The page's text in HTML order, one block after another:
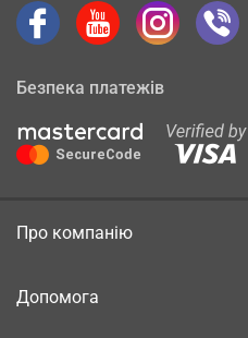
Безпека платежів
Про компанію
Допомога